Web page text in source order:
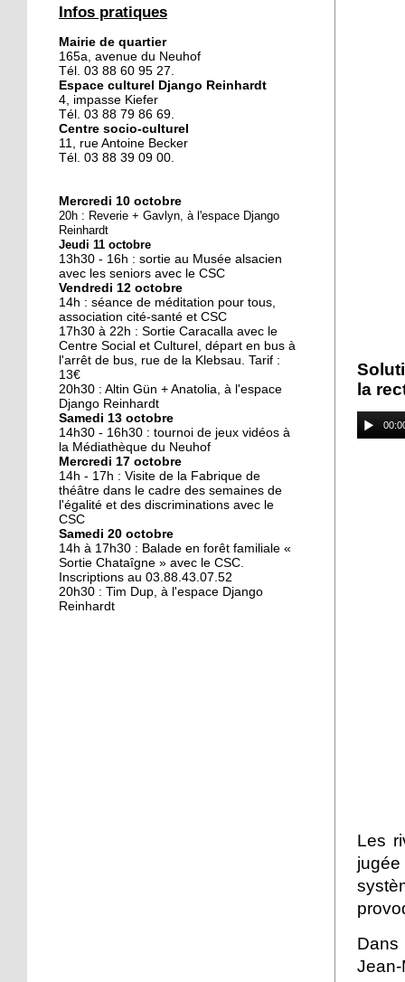
Le vrac s'invite au Neuhof
11 octobre 2018
Les petites filles
chaussent leurs
10 octobre 2018
Nouveau look pour une
nouvelle mairie
19 octobre 2017
Face au challenge du
numérique
19 octobre 2017
La précarité tue
18 octobre 2017
Quatre décennies au
chevet du Neuhof
18 octobre 2017
Kamisa Negra : première !
Infos pratiques
Mairie de quartier
165a, avenue du Neuhof
Tél. 03 88 60 95 27.
Espace culturel Django Reinhardt
4, impasse Kiefer
Tél. 03 88 79 86 69.
Centre socio-culturel
11, rue Antoine Becker
Tél. 03 88 39 09 00.
Mercredi 10 octobre
20h : Reverie + Gavlyn, à l'espace Django
Reinhardt
Jeudi 11 octobre
13h30 - 16h : sortie au Musée alsacien
avec les seniors avec le CSC
Vendredi 12 octobre
14h : séance de méditation pour tous,
association cité-santé et CSC
17h30 à 22h : Sortie Caracalla avec le
Centre Social et Culturel, départ en bus à
l'arrêt de bus, rue de la Klebsau. Tarif :
13€
20h30 : Altin Gün + Anatolia, à l'espace
Django Reinhardt
Samedi 13 octobre
14h30 - 16h30 : tournoi de jeux vidéos à
la Médiathèque du Neuhof
Mercredi 17 octobre
14h - 17h : Visite de la Fabrique de
théâtre dans le cadre des semaines de
l'égalité et des discriminations avec le
CSC
Samedi 20 octobre
14h à 17h30 : Balade en forêt familiale «
Sortie Chataîgne » avec le CSC.
Inscriptions au 03.88.43.07.52
20h30 : Tim Dup, à l'espace Django
Reinhardt
la
Les